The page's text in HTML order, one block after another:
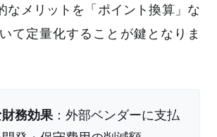
なメリットを「ポイント換算」な
て定量化することが鍵となりま
務効果：外部ベンダーに支払